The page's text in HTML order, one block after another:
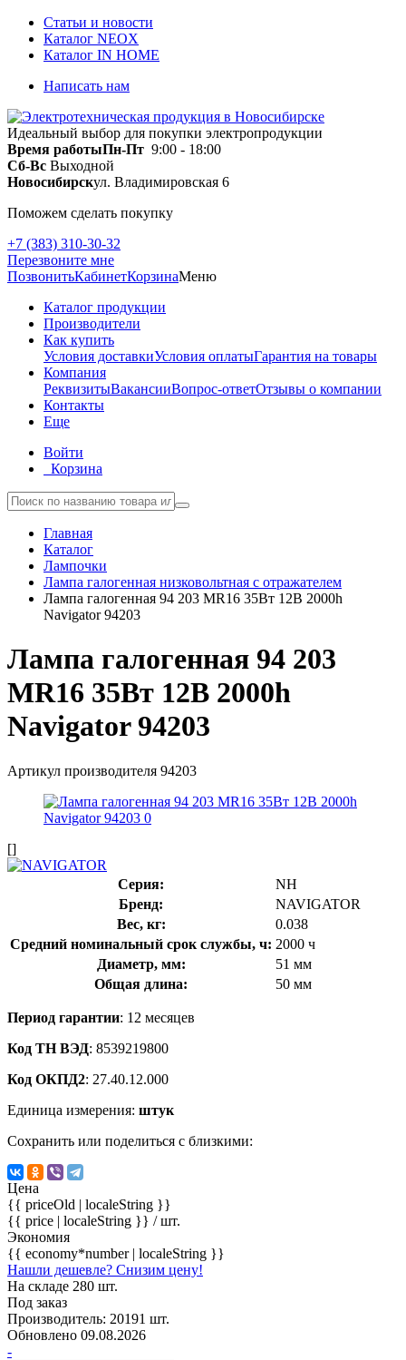
Статьи и новости
Каталог NEOX
Каталог IN HOME
Написать нам
Идеальный выбор для покупки электропродукции
Время работыПн-Пт 9:00 - 18:00
Сб-Вс Выходной
Новосибирскул. Владимировская 6
Поможем сделать покупку
+7 (383) 310-30-32
Перезвоните мне
ПозвонитьКабинетКорзинаМеню
Каталог продукции
Производители
Как купить
Условия доставкиУсловия оплатыГарантия на товары
Компания
РеквизитыВакансииВопрос-ответОтзывы о компании
Контакты
Еще
Войти
Корзина
Главная
Каталог
Лампочки
Лампа галогенная низковольтная с отражателем
Лампа галогенная 94 203 MR16 35Вт 12В 2000h
Navigator 94203
Лампа галогенная 94 203
MR16 35Вт 12В 2000h
Navigator 94203
Артикул производителя 94203
[]
Серия:
NH
Бренд:
NAVIGATOR
Вес, кг:
0.038
Средний номинальный срок службы, ч: 2000 ч
Диаметр, мм:
51 мм
Общая длина:
50 мм
Период гарантии: 12 месяцев
Код ТН ВЭД: 8539219800
Код ОКПД2: 27.40.12.000
Единица измерения: штук
Сохранить или поделиться с близкими:
Цена
{{ priceOld | localeString }}
{{ price | localeString }} / шт.
Экономия
{{ economy*number | localeString }}
Нашли дешевле? Снизим цену!
На складе 280 шт.
Под заказ
Производитель: 20191 шт.
Обновлено 09.08.2026
-